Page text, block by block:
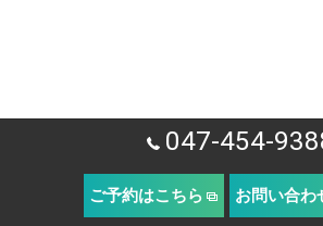
047-454-
ご予約はこちら お問い合わ